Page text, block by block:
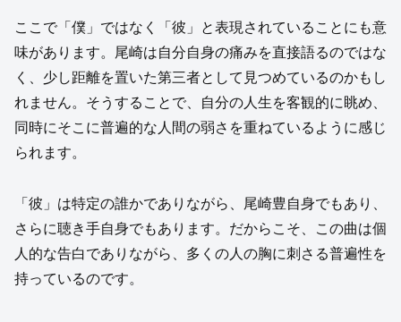
ここで「僕」ではなく「彼」と表現されていることにも意
味があります。尾崎は自分自身の痛みを直接語るのではな
く、少し距離を置いた第三者として見つめているのかもし
れません。そうすることで、自分の人生を客観的に眺め、
同時にそこに普遍的な人間の弱さを重ねているように感じ
られます。
「彼」は特定の誰かでありながら、尾崎豊自身でもあり、
さらに聴き手自身でもあります。だからこそ、この曲は個
人的な告白でありながら、多くの人の胸に刺さる普遍性を
持っているのです。